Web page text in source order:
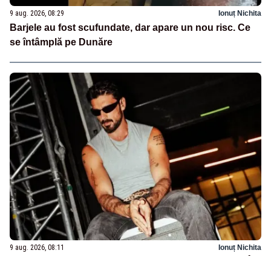
9 aug. 2026, 08:29 Ionuț Nichita
Barjele au fost scufundate, dar apare un nou risc. Ce
se întâmplă pe Dunăre
9 aug. 2026, 08:11 Ionuț Nichita